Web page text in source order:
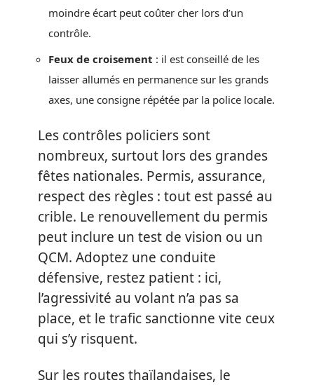
moindre écart peut coûter cher lors d’un
contrôle.
Feux de croisement : il est conseillé de les
laisser allumés en permanence sur les grands
axes, une consigne répétée par la police locale.
Les contrôles policiers sont
nombreux, surtout lors des grandes
fêtes nationales. Permis, assurance,
respect des règles : tout est passé au
crible. Le renouvellement du permis
peut inclure un test de vision ou un
QCM. Adoptez une conduite
défensive, restez patient : ici,
l’agressivité au volant n’a pas sa
place, et le trafic sanctionne vite ceux
qui s’y risquent.
Sur les routes thaïlandaises, le